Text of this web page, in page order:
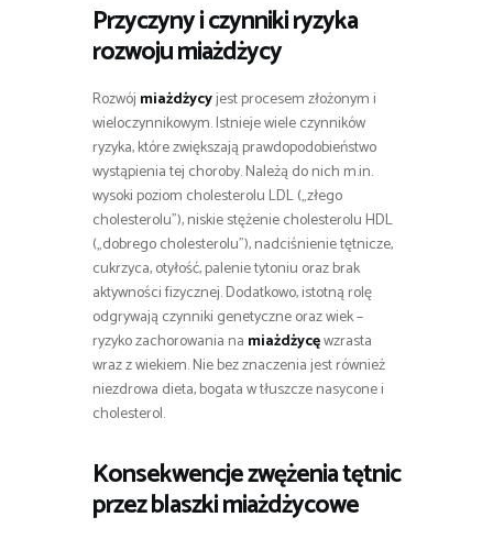
Przyczyny i czynniki ryzyka
rozwoju miażdżycy
Rozwój miażdżycyjest procesem złożonym i
wieloczynnikowym. Istnieje wiele czynników
ryzyka, które zwiększają prawdopodobieństwo
wystąpienia tej choroby. Należą do nich m.in.
wysoki poziom cholesterolu LDL („złego
cholesterolu”), niskie stężenie cholesterolu HDL
(„dobrego cholesterolu”), nadciśnienie tętnicze,
cukrzyca, otyłość, palenie tytoniu oraz brak
aktywności fizycznej. Dodatkowo, istotną rolę
odgrywają czynniki genetyczne oraz wiek –
ryzyko zachorowania na miażdżycęwzrasta
wraz z wiekiem. Nie bez znaczenia jest również
niezdrowa dieta, bogata w tłuszcze nasycone i
cholesterol.
Konsekwencje zwężenia tętnic
przez blaszki miażdżycowe